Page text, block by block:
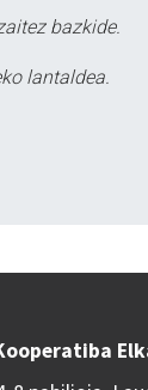
bazkide.
lantaldea.